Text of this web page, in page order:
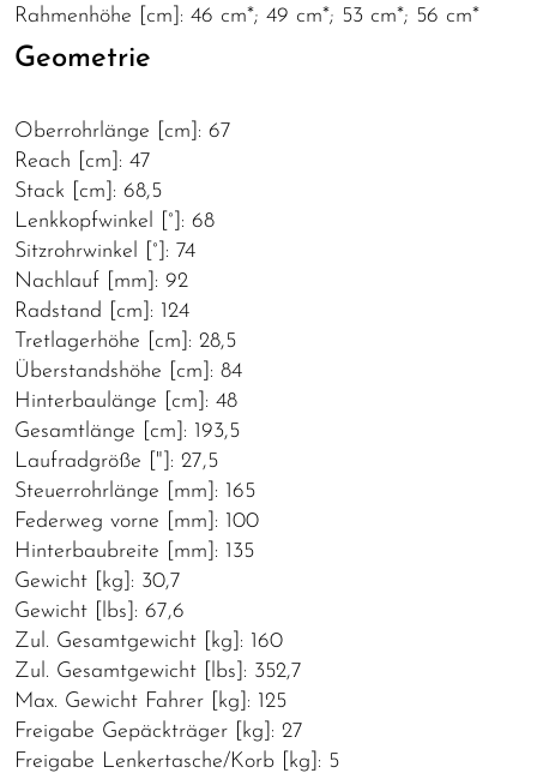
Rahmenhöhe [cm]: 46 cm*; 49 cm*; 53 cm*; 56 cm*
Geometrie
Oberrohrlänge [cm]: 67
Reach [cm]: 47
Stack [cm]: 68,5
Lenkkopfwinkel [°]: 68
Sitzrohrwinkel [°]: 74
Nachlauf [mm]: 92
Radstand [cm]: 124
Tretlagerhöhe [cm]: 28,5
Überstandshöhe [cm]: 84
Hinterbaulänge [cm]: 48
Gesamtlänge [cm]: 193,5
Laufradgröße ["]: 27,5
Steuerrohrlänge [mm]: 165
Federweg vorne [mm]: 100
Hinterbaubreite [mm]: 135
Gewicht [kg]: 30,7
Gewicht [lbs]: 67,6
Zul. Gesamtgewicht [kg]: 160
Zul. Gesamtgewicht [lbs]: 352,7
Max. Gewicht Fahrer [kg]: 125
Freigabe Gepäckträger [kg]: 27
Freigabe Lenkertasche/Korb [kg]: 5